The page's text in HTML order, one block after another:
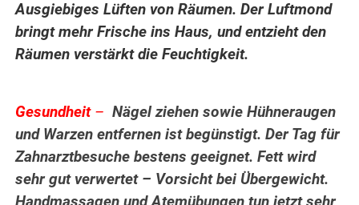
Ausgiebiges Lüften von Räumen. Der Luftmond
bringt mehr Frische ins Haus, und entzieht den
Räumen verstärkt die Feuchtigkeit.
Gesundheit –Nägel ziehen sowie Hühneraugen
und Warzen entfernen ist begünstigt. Der Tag für
Zahnarztbesuche bestens geeignet. Fett wird
sehr gut verwertet – Vorsicht bei Übergewicht.